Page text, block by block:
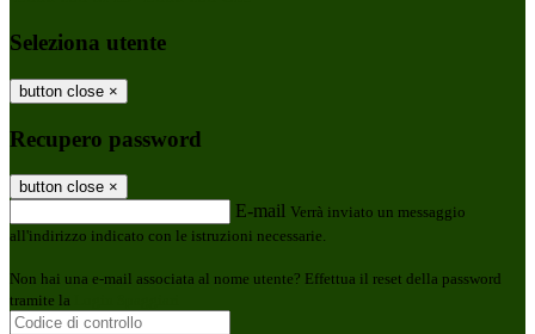
Seleziona utente
button close ×
Recupero password
button close ×
E-mail Verrà inviato un messaggio
all'indirizzo indicato con le istruzioni necessarie.
Non hai una e-mail associata al nome utente? Effettua il reset della password
tramite la